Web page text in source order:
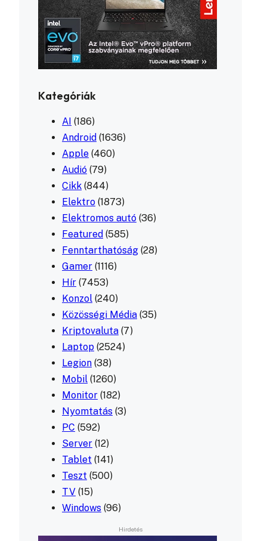
Kategóriák
AI (186)
Android (1636)
Apple (460)
Audió (79)
Cikk (844)
Elektro (1873)
Elektromos autó (36)
Featured (585)
Fenntarthatóság (28)
Gamer (1116)
Hír (7453)
Konzol (240)
Közösségi Média (35)
Kriptovaluta (7)
Laptop (2524)
Legion (38)
Mobil (1260)
Monitor (182)
Nyomtatás (3)
PC (592)
Server (12)
Tablet (141)
Teszt (500)
TV (15)
Windows (96)